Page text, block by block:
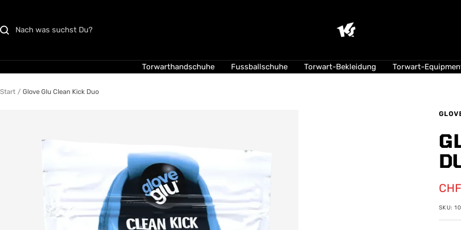
Inhalt
Suisse
Torwarthandschuhe Fussballschuhe Torwart-Bekleidung Torwart-
Start Glove Glu Clean Kick Duo
SKU: